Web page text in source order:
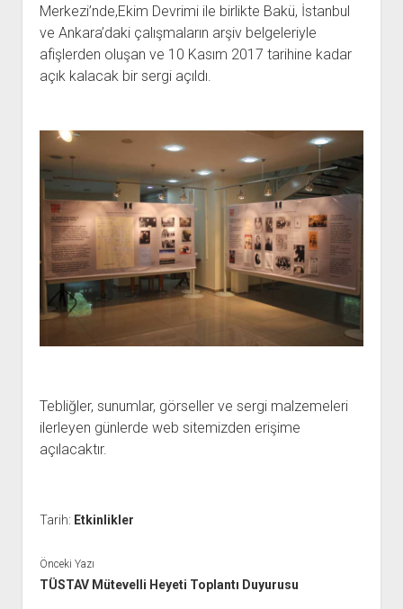
Merkezi’nde,Ekim Devrimi ile birlikte Bakü, İstanbul
ve Ankara’daki çalışmaların arşiv belgeleriyle
afişlerden oluşan ve 10 Kasım 2017 tarihine kadar
açık kalacak bir sergi açıldı.
Tebliğler, sunumlar, görseller ve sergi malzemeleri
ilerleyen günlerde web sitemizden erişime
açılacaktır.
Tarih: Etkinlikler
Önceki Yazı
TÜSTAV Mütevelli Heyeti Toplantı Duyurusu